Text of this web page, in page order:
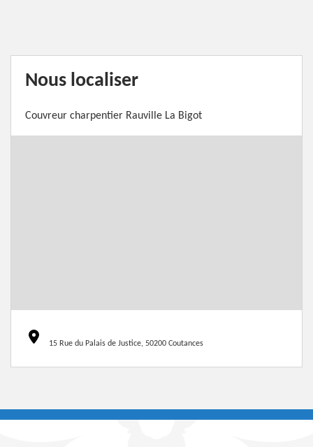
Nous localiser
Couvreur charpentier Rauville La Bigot
15 Rue du Palais de Justice, 50200 Coutances